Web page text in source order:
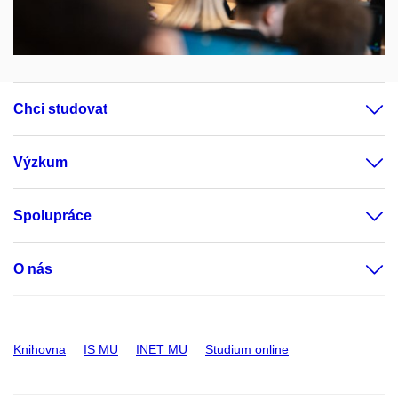
Chci studovat
Výzkum
Spolupráce
O nás
Knihovna IS MU INET MU Studium online